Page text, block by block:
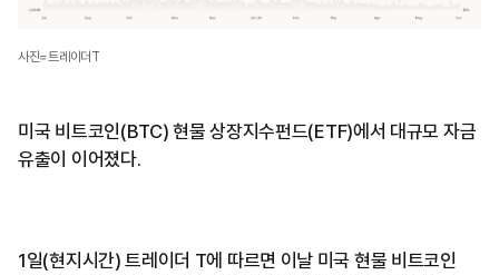
사진=트레이더T
미국 비트코인(BTC) 현물 상장지수펀드(ETF)에서 대규모 자금
유출이 이어졌다.
1일(현지시간) 트레이더 T에 따르면 이날 미국 현물 비트코인